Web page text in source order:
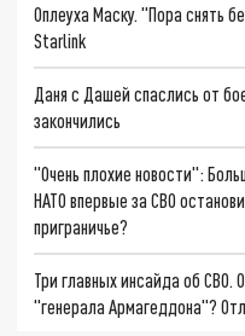
Оплеуха Маску. "Пора снять
Starlink
Даня с Дашей спаслись от
закончились
"Очень плохие новости":
НАТО впервые за СВО
приграничье?
Три главных инсайда об СВО.
"генерала Армагеддона"?